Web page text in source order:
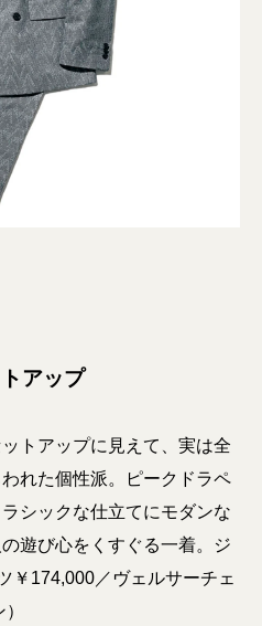
アップ
トアップに見えて、実は全
れた個性派。ピークドラペ
シックな仕立てにモダンな
遊び心をくすぐる一着。ジ
￥174,000／ヴェルサーチェ